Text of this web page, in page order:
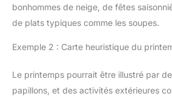
bonhommes de neige, de fêtes
de plats typiques comme les soupes.
Exemple 2 : Carte heuristique du
Le printemps pourrait être illustré par
papillons, et des activités extérieures